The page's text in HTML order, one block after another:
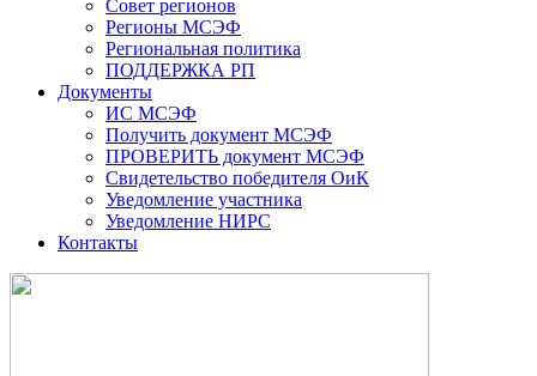
Совет регионов
Регионы МСЭФ
Региональная политика
ПОДДЕРЖКА РП
Документы
ИС МСЭФ
Получить документ МСЭФ
ПРОВЕРИТЬ документ МСЭФ
Свидетельство победителя ОиК
Уведомление участника
Уведомление НИРС
Контакты